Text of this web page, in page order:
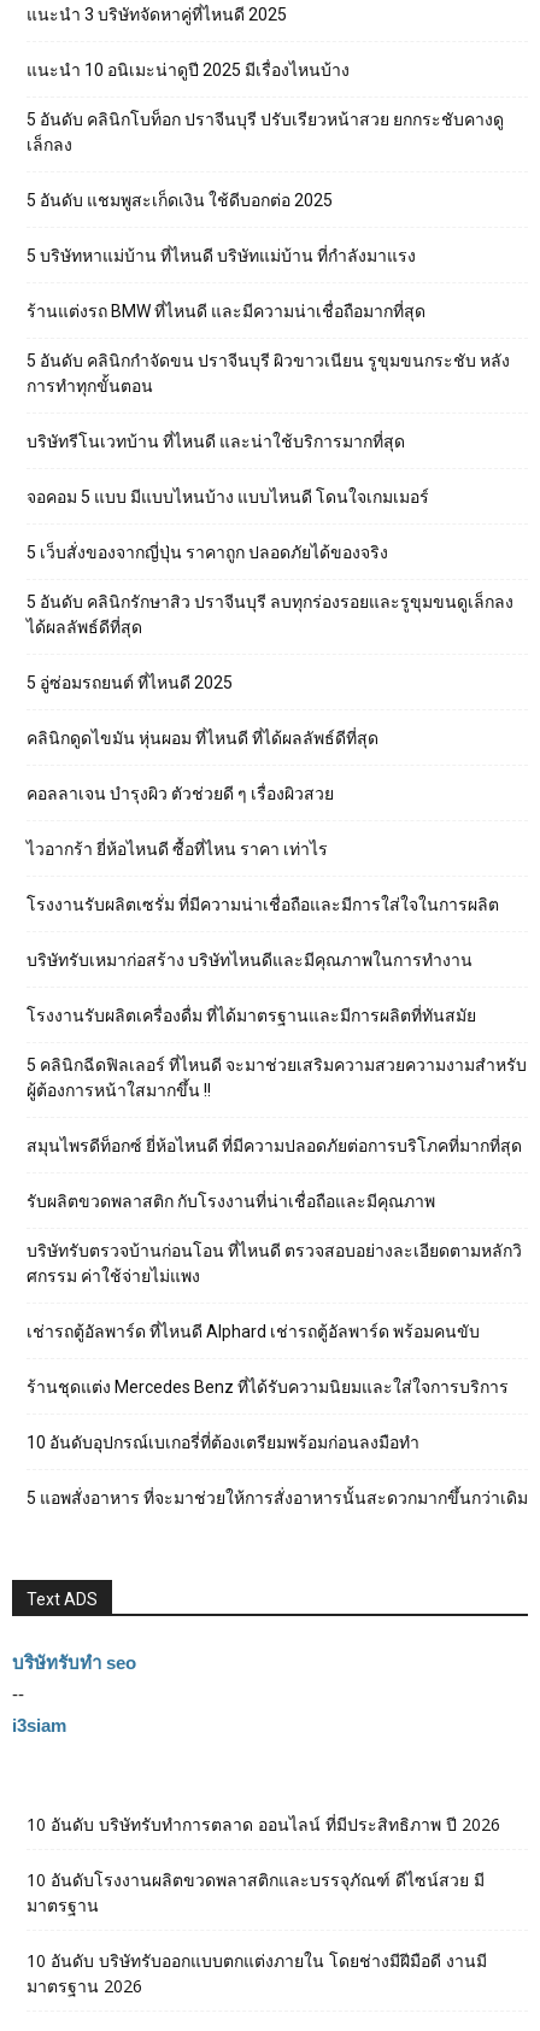
แนะนำ 3 บริษัทจัดหาคู่ที่ไหนดี 2025
แนะนำ 10 อนิเมะน่าดูปี 2025 มีเรื่องไหนบ้าง
5 อันดับ คลินิกโบท็อก ปราจีนบุรี ปรับเรียวหน้าสวย ยกกระชับคางดู
เล็กลง
5 อันดับ แชมพูสะเก็ดเงิน ใช้ดีบอกต่อ 2025
5 บริษัทหาแม่บ้าน ที่ไหนดี บริษัทแม่บ้าน ที่กำลังมาแรง
ร้านแต่งรถ BMW ที่ไหนดี และมีความน่าเชื่อถือมากที่สุด
5 อันดับ คลินิกกำจัดขน ปราจีนบุรี ผิวขาวเนียน รูขุมขนกระชับ หลัง
การทำทุกขั้นตอน
บริษัทรีโนเวทบ้าน ที่ไหนดี และน่าใช้บริการมากที่สุด
จอคอม 5 แบบ มีแบบไหนบ้าง แบบไหนดี โดนใจเกมเมอร์
5 เว็บสั่งของจากญี่ปุ่น ราคาถูก ปลอดภัยได้ของจริง
5 อันดับ คลินิกรักษาสิว ปราจีนบุรี ลบทุกร่องรอยและรูขุมขนดูเล็กลง
ได้ผลลัพธ์ดีที่สุด
5 อู่ซ่อมรถยนต์ ที่ไหนดี 2025
คลินิกดูดไขมัน หุ่นผอม ที่ไหนดี ที่ได้ผลลัพธ์ดีที่สุด
คอลลาเจน บำรุงผิว ตัวช่วยดี ๆ เรื่องผิวสวย
ไวอากร้า ยี่ห้อไหนดี ซื้อที่ไหน ราคา เท่าไร
โรงงานรับผลิตเซรั่ม ที่มีความน่าเชื่อถือและมีการใส่ใจในการผลิต
บริษัทรับเหมาก่อสร้าง บริษัทไหนดีและมีคุณภาพในการทำงาน
โรงงานรับผลิตเครื่องดื่ม ที่ได้มาตรฐานและมีการผลิตที่ทันสมัย
5 คลินิกฉีดฟิลเลอร์ ที่ไหนดี จะมาช่วยเสริมความสวยความงามสำหรับ
ผู้ต้องการหน้าใสมากขึ้น !!
สมุนไพรดีท็อกซ์ ยี่ห้อไหนดี ที่มีความปลอดภัยต่อการบริโภคที่มากที่สุด
รับผลิตขวดพลาสติก กับโรงงานที่น่าเชื่อถือและมีคุณภาพ
บริษัทรับตรวจบ้านก่อนโอน ที่ไหนดี ตรวจสอบอย่างละเอียดตามหลักวิ
ศกรรม ค่าใช้จ่ายไม่แพง
เช่ารถตู้อัลพาร์ด ที่ไหนดี Alphard เช่ารถตู้อัลพาร์ด พร้อมคนขับ
ร้านชุดแต่ง Mercedes Benz ที่ได้รับความนิยมและใส่ใจการบริการ
10 อันดับอุปกรณ์เบเกอรี่ที่ต้องเตรียมพร้อมก่อนลงมือทำ
5 แอพสั่งอาหาร ที่จะมาช่วยให้การสั่งอาหารนั้นสะดวกมากขึ้นกว่าเดิม
Text ADS
บริษัทรับทำ seo
--
i3siam
10 อันดับ บริษัทรับทำการตลาด ออนไลน์ ที่มีประสิทธิภาพ ปี 2026
10 อันดับโรงงานผลิตขวดพลาสติกและบรรจุภัณฑ์ ดีไซน์สวย มี
มาตรฐาน
10 อันดับ บริษัทรับออกแบบตกแต่งภายใน โดยช่างมีฝีมือดี งานมี
มาตรฐาน 2026